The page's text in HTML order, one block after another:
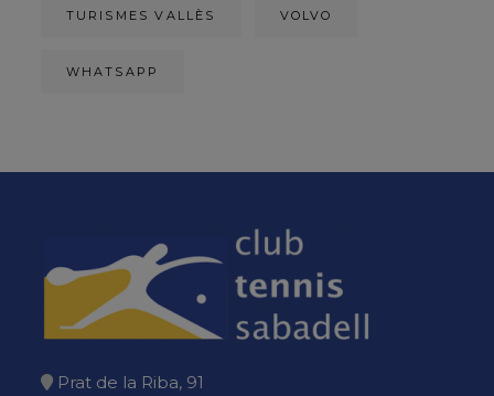
TURISMES VALLÈS VOLVO
WHATSAPP
Prat de la Riba, 91